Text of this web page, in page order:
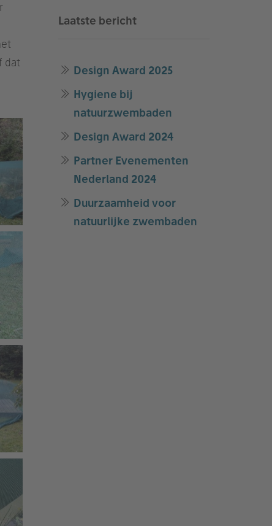
dat
Laatste bericht
Design Award 2025
Hygiene bij
natuurzwembaden
Design Award 2024
Partner Evenementen
Nederland 2024
Duurzaamheid voor
natuurlijke zwembaden